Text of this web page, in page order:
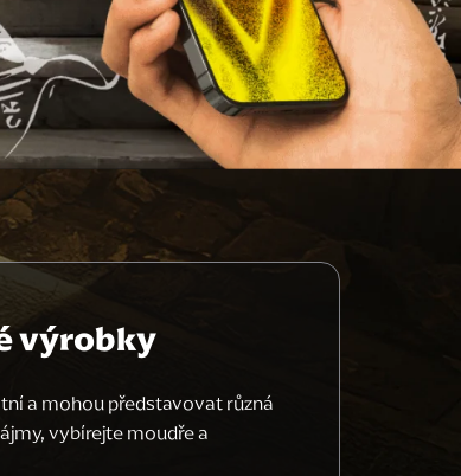
výrobky
a mohou představovat různá
vybírejte moudře a